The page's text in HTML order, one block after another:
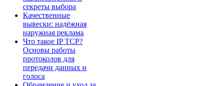
секреты выбора
Качественные
вывески: надёжная
наружная реклама
Что такое IP TCP?
Основы работы
протоколов для
передачи данных и
голоса